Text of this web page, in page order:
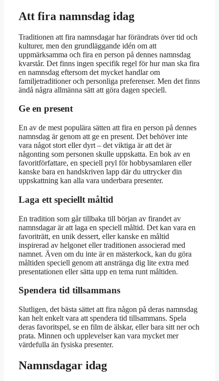
Att fira namnsdag idag
Traditionen att fira namnsdagar har förändrats över tid och
kulturer, men den grundläggande idén om att
uppmärksamma och fira en person på dennes namnsdag
kvarstår. Det finns ingen specifik regel för hur man ska fira
en namnsdag eftersom det mycket handlar om
familjetraditioner och personliga preferenser. Men det finns
ändå några allmänna sätt att göra dagen speciell.
Ge en present
En av de mest populära sätten att fira en person på dennes
namnsdag är genom att ge en present. Det behöver inte
vara något stort eller dyrt – det viktiga är att det är
någonting som personen skulle uppskatta. En bok av en
favoritförfattare, en speciell pryl för hobbysamlaren eller
kanske bara en handskriven lapp där du uttrycker din
uppskattning kan alla vara underbara presenter.
Laga ett speciellt måltid
En tradition som går tillbaka till början av firandet av
namnsdagar är att laga en speciell måltid. Det kan vara en
favoriträtt, en unik dessert, eller kanske en måltid
inspirerad av helgonet eller traditionen associerad med
namnet. Även om du inte är en mästerkock, kan du göra
måltiden speciell genom att anstränga dig lite extra med
presentationen eller sätta upp en tema runt måltiden.
Spendera tid tillsammans
Slutligen, det bästa sättet att fira någon på deras namnsdag
kan helt enkelt vara att spendera tid tillsammans. Spela
deras favoritspel, se en film de älskar, eller bara sitt ner och
prata. Minnen och upplevelser kan vara mycket mer
värdefulla än fysiska presenter.
Namnsdagar idag